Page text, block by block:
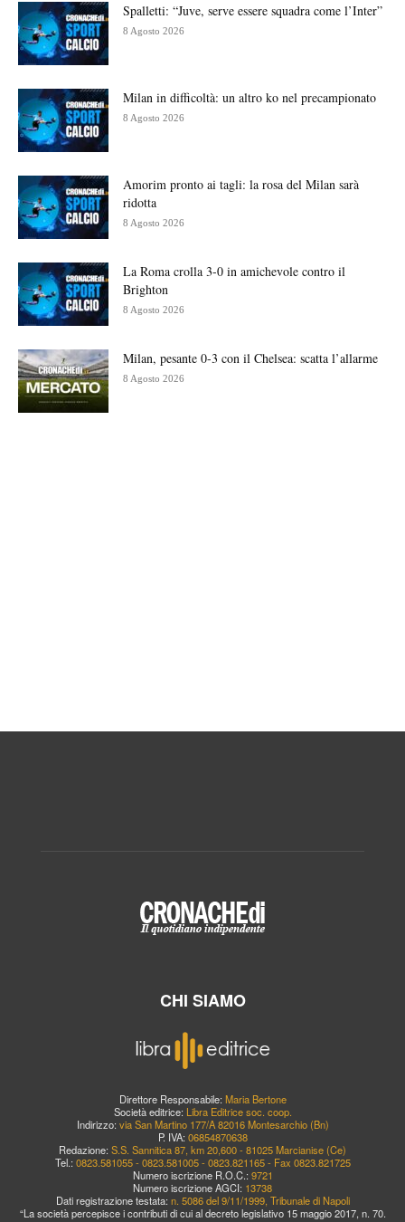
Spalletti: “Juve, serve essere squadra come l’Inter”
8 Agosto 2026
Milan in difficoltà: un altro ko nel precampionato
8 Agosto 2026
Amorim pronto ai tagli: la rosa del Milan sarà
ridotta
8 Agosto 2026
La Roma crolla 3-0 in amichevole contro il
Brighton
8 Agosto 2026
Milan, pesante 0-3 con il Chelsea: scatta l’allarme
8 Agosto 2026
CHI SIAMO
Direttore Responsabile: Maria Bertone
Società editrice: Libra Editrice soc. coop.
Indirizzo: via San Martino 177/A 82016 Montesarchio (Bn)
P. IVA: 06854870638
Redazione: S.S. Sannitica 87, km 20,600 - 81025 Marcianise (Ce)
Tel.: 0823.581055 - 0823.581005 - 0823.821165 - Fax 0823.821725
Numero iscrizione R.O.C.: 9721
Numero iscrizione AGCI: 13738
Dati registrazione testata: n. 5086 del 9/11/1999, Tribunale di Napoli
“La società percepisce i contributi di cui al decreto legislativo 15 maggio 2017, n. 70.